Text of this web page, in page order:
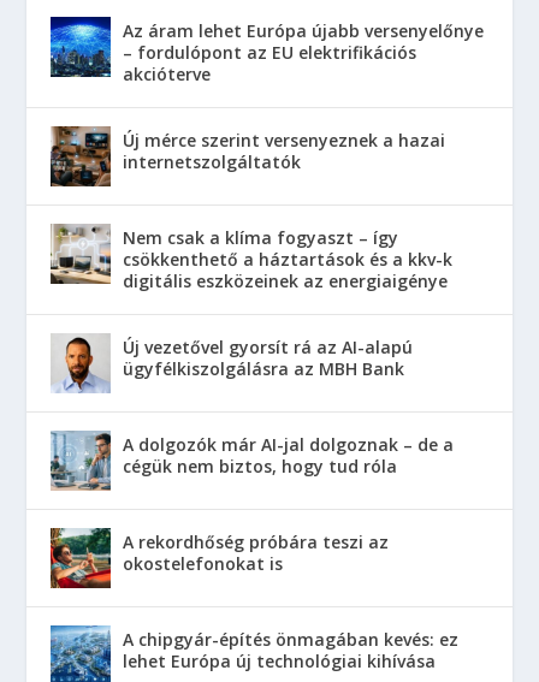
Az áram lehet Európa újabb versenyelőnye
– fordulópont az EU elektrifikációs
akcióterve
Új mérce szerint versenyeznek a hazai
internetszolgáltatók
Nem csak a klíma fogyaszt – így
csökkenthető a háztartások és a kkv-k
digitális eszközeinek az energiaigénye
Új vezetővel gyorsít rá az AI-alapú
ügyfélkiszolgálásra az MBH Bank
A dolgozók már AI-jal dolgoznak – de a
cégük nem biztos, hogy tud róla
A rekordhőség próbára teszi az
okostelefonokat is
A chipgyár-építés önmagában kevés: ez
lehet Európa új technológiai kihívása